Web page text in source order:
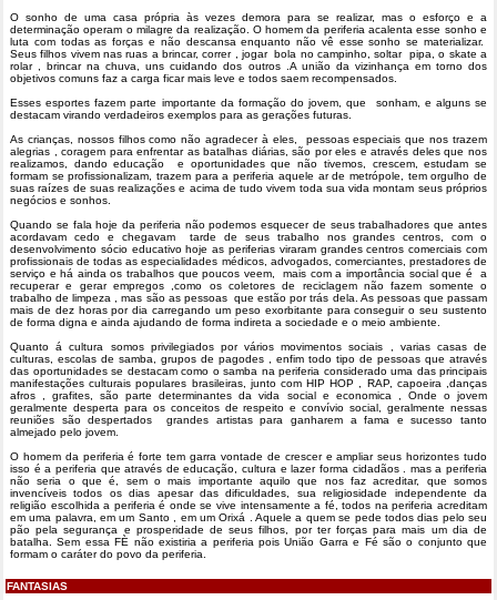
O sonho de uma casa própria às vezes demora para se realizar, mas o esforço e a
determinação operam o milagre da realização. O homem da periferia acalenta esse sonho e
luta com todas as forças e não descansa enquanto não vê esse sonho se materializar.
Seus filhos vivem nas ruas a brincar, correr , jogar bola no campinho, soltar pipa, o skate a
rolar , brincar na chuva, uns cuidando dos outros .A união da vizinhança em torno dos
objetivos comuns faz a carga ficar mais leve e todos saem recompensados.
Esses esportes fazem parte importante da formação do jovem, que sonham, e alguns se
destacam virando verdadeiros exemplos para as gerações futuras.
As crianças, nossos filhos como não agradecer à eles, pessoas especiais que nos trazem
alegrias , coragem para enfrentar as batalhas diárias, são por eles e através deles que nos
realizamos, dando educação e oportunidades que não tivemos, crescem, estudam se
formam se profissionalizam, trazem para a periferia aquele ar de metrópole, tem orgulho de
suas raízes de suas realizações e acima de tudo vivem toda sua vida montam seus próprios
negócios e sonhos.
Quando se fala hoje da periferia não podemos esquecer de seus trabalhadores que antes
acordavam cedo e chegavam tarde de seus trabalho nos grandes centros, com o
desenvolvimento sócio educativo hoje as periferias viraram grandes centros comerciais com
profissionais de todas as especialidades médicos, advogados, comerciantes, prestadores de
serviço e há ainda os trabalhos que poucos veem, mais com a importância social que é a
recuperar e gerar empregos ,como os coletores de reciclagem não fazem somente o
trabalho de limpeza , mas são as pessoas que estão por trás dela. As pessoas que passam
mais de dez horas por dia carregando um peso exorbitante para conseguir o seu sustento
de forma digna e ainda ajudando de forma indireta a sociedade e o meio ambiente.
Quanto á cultura somos privilegiados por vários movimentos sociais , varias casas de
culturas, escolas de samba, grupos de pagodes , enfim todo tipo de pessoas que através
das oportunidades se destacam como o samba na periferia considerado uma das principais
manifestações culturais populares brasileiras, junto com HIP HOP , RAP, capoeira ,danças
afros , grafites, são parte determinantes da vida social e economica , Onde o jovem
geralmente desperta para os conceitos de respeito e convívio social, geralmente nessas
reuniões são despertados grandes artistas para ganharem a fama e sucesso tanto
almejado pelo jovem.
O homem da periferia é forte tem garra vontade de crescer e ampliar seus horizontes tudo
isso é a periferia que através de educação, cultura e lazer forma cidadãos . mas a periferia
não seria o que é, sem o mais importante aquilo que nos faz acreditar, que somos
invencíveis todos os dias apesar das dificuldades, sua religiosidade independente da
religião escolhida a periferia é onde se vive intensamente a fé, todos na periferia acreditam
em uma palavra, em um Santo , em um Orixá . Aquele a quem se pede todos dias pelo seu
pão pela segurança e prosperidade de seus filhos, por ter forças para mais um dia de
batalha. Sem essa FÈ não existiria a periferia pois União Garra e Fé são o conjunto que
formam o caráter do povo da periferia.
FANTASIAS